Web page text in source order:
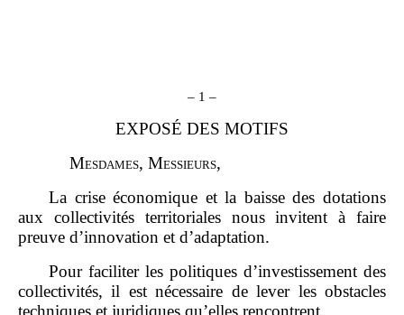
– 1 –
EXPOSÉ DES MOTIFS
Mesdames, Messieurs,
La crise économique et la baisse des dotations
aux collectivités territoriales nous invitent à faire
preuve d’innovation et d’adaptation.
Pour faciliter les politiques d’investissement des
collectivités, il est nécessaire de lever les obstacles
techniques et juridiques qu’elles rencontrent.